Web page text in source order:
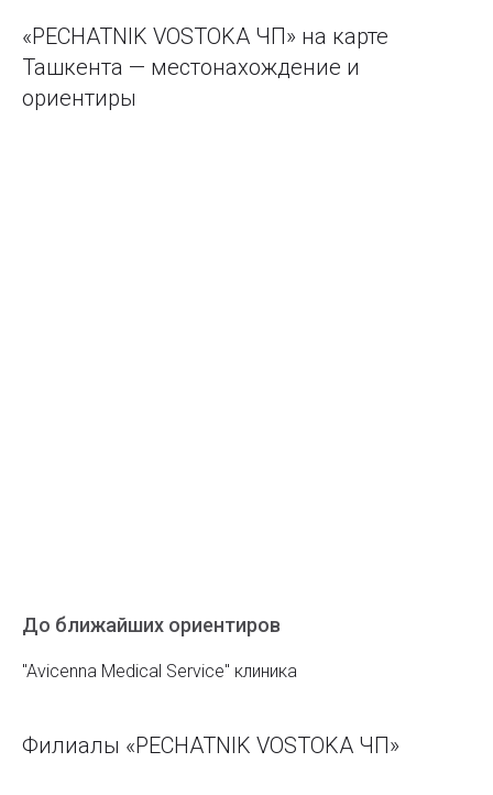
«PECHATNIK VOSTOKA ЧП» на карте
Ташкента — местонахождение и
ориентиры
До ближайших ориентиров
"Avicenna Medical Service" клиника
Филиалы «PECHATNIK VOSTOKA ЧП»